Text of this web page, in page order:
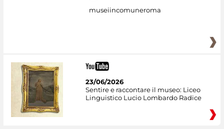
museiincomuneroma
23/06/2026
Sentire e raccontare il museo: Liceo
Linguistico Lucio Lombardo Radice